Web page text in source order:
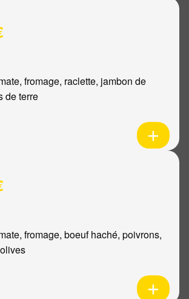
fromage, raclette, jambon de
de terre
fromage, boeuf haché, poivrons,